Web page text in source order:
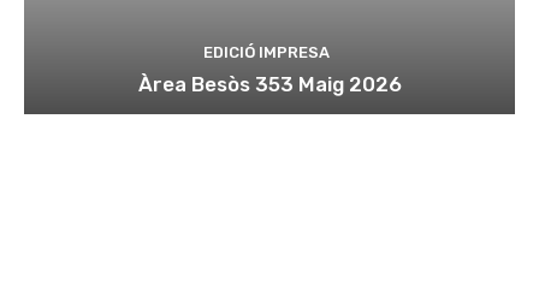
EDICIÓ IMPRESA
Àrea Besòs 353 Maig 2026